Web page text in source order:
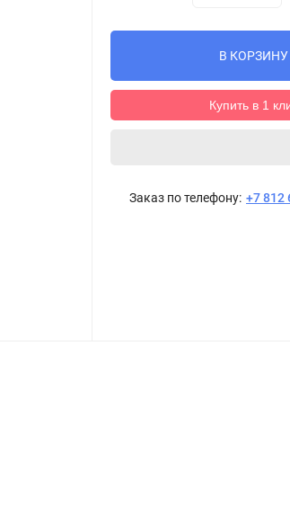
В КОРЗИНУ
Купить в 1
Заказ по телефону: +7 812